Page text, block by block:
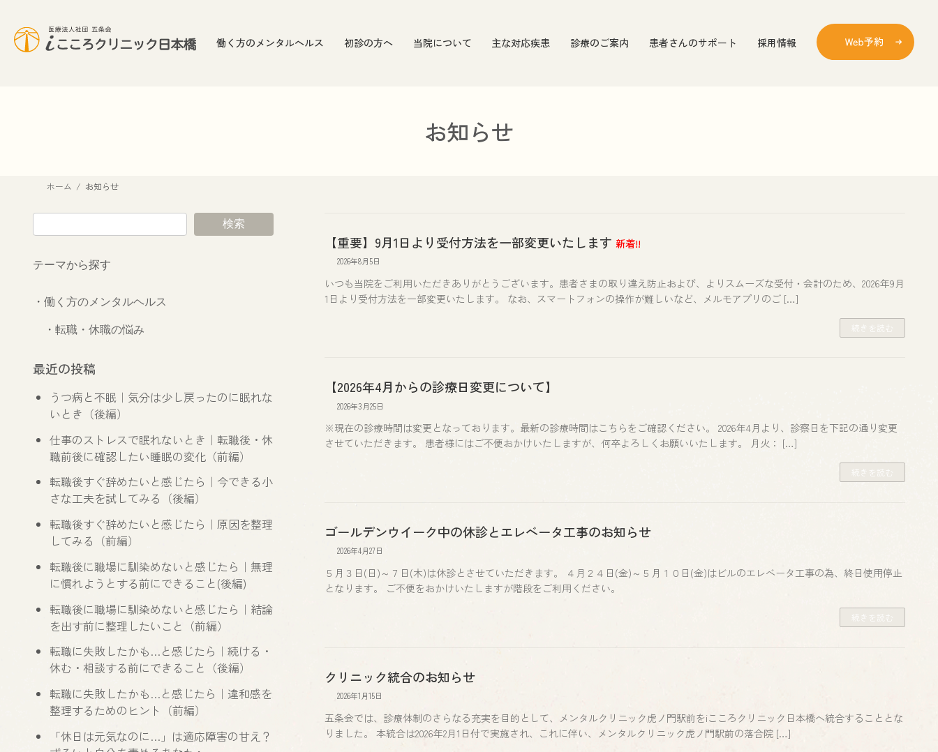
働く方のメンタルヘルス 初診の方へ 当院について 主な対応疾患 診療のご案内 患者さんのサポート 採用情報
お知らせ
ホーム お知らせ
【重要】9月1日より受付方法を一部変更いたします 新着!!
2026年8月5日
いつも当院をご利用いただきありがとうございます。患者さまの取り違え防止および、よりスムーズな受付・会計のため、2026年9月
1日より受付方法を一部変更いたします。 なお、スマートフォンの操作が難しいなど、メルモアプリのご […]
続きを読む
【2026年4月からの診療日変更について】
2026年3月25日
※現在の診療時間は変更となっております。最新の診療時間はこちらをご確認ください。 2026年4月より、診察日を下記の通り変更
させていただきます。 患者様にはご不便おかけいたしますが、何卒よろしくお願いいたします。 月火： […]
続きを読む
ゴールデンウイーク中の休診とエレベータ工事のお知らせ
2026年4月27日
５月３日(日)～７日(木)は休診とさせていただきます。 ４月２４日(金)～５月１０日(金)はビルのエレベータ工事の為、終日使用停止
となります。 ご不便をおかけいたしますが階段をご利用ください。
続きを読む
クリニック統合のお知らせ
2026年1月15日
五条会では、診療体制のさらなる充実を目的として、メンタルクリニック虎ノ門駅前をiこころクリニック日本橋へ統合することとな
りました。 本統合は2026年2月1日付で実施され、これに伴い、メンタルクリニック虎ノ門駅前の落合院 […]
検索
テーマから探す
・ 働く方のメンタルヘルス
・ 転職・休職の悩み
最近の投稿
うつ病と不眠｜気分は少し戻ったのに眠れな
いとき（後編）
仕事のストレスで眠れないとき｜転職後・休
職前後に確認したい睡眠の変化（前編）
転職後すぐ辞めたいと感じたら｜今できる小
さな工夫を試してみる（後編）
転職後すぐ辞めたいと感じたら｜原因を整理
してみる（前編）
転職後に職場に馴染めないと感じたら｜無理
に慣れようとする前にできること(後編)
転職後に職場に馴染めないと感じたら｜結論
を出す前に整理したいこと（前編）
転職に失敗したかも…と感じたら｜続ける・
休む・相談する前にできること（後編）
転職に失敗したかも…と感じたら｜違和感を
整理するためのヒント（前編）
「休日は元気なのに…」は適応障害の甘え？